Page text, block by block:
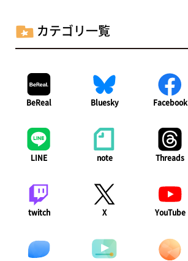
カテゴリ一覧
BeReal Bluesky Facebook
LINE note Threads
twitch X YouTube